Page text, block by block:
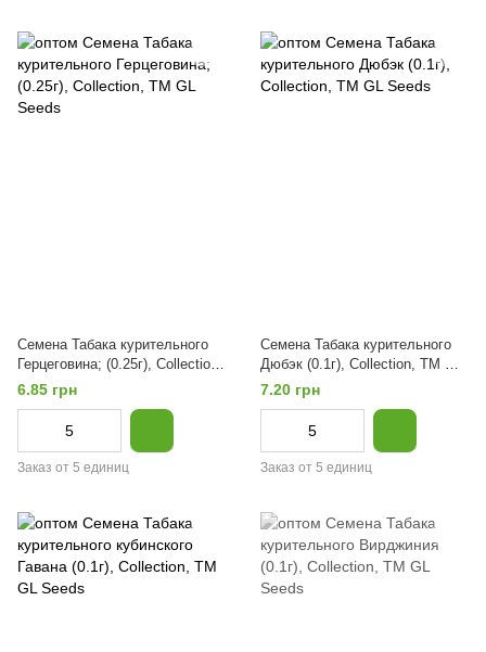
Семена Табака курительного
Герцеговина; (0.25г), Collection,
TM GL Seeds
6.85 грн
Заказ от 5 единиц
Семена Табака курительного
Дюбэк (0.1г), Collection, TM GL
Seeds
7.20 грн
Заказ от 5 единиц